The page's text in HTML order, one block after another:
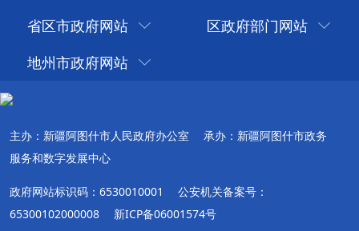
省区市政府网站
区政府部门网站
地州市政府网站
主办：新疆阿图什市人民政府办公室
承办：新疆阿图什市政务
服务和数字发展中心
政府网站标识码：6530010001
公安机关备案号：
65300102000008
新ICP备06001574号